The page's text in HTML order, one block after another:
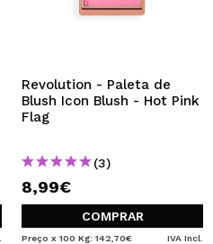
Revolution - Paleta de
Blush Icon Blush - Hot Pink
Flag
(3)
8,99€
COMPRAR
Preço x 100 Kg: 142,70€ IVA Incl.